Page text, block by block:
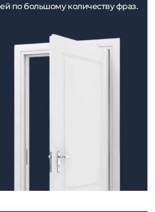
по большому количеству фраз.